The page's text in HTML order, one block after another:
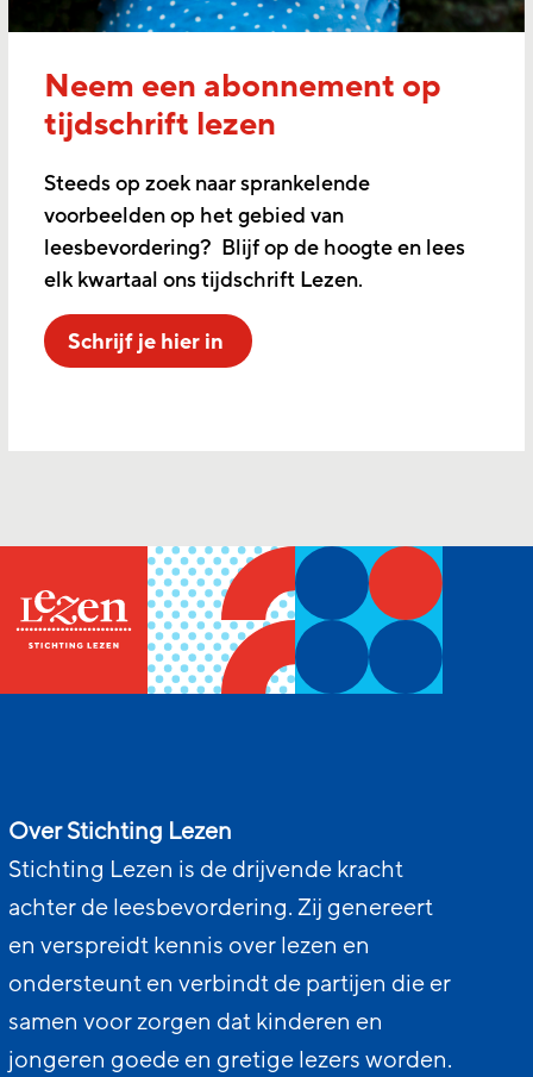
Neem een abonnement op
tijdschrift lezen
Steeds op zoek naar sprankelende
voorbeelden op het gebied van
leesbevordering? Blijf op de hoogte en lees
elk kwartaal ons tijdschrift Lezen.
Schrijf je hier in
Over Stichting Lezen
Stichting Lezen is de drijvende kracht
achter de leesbevordering. Zij genereert
en verspreidt kennis over lezen en
ondersteunt en verbindt de partijen die er
samen voor zorgen dat kinderen en
jongeren goede en gretige lezers worden.